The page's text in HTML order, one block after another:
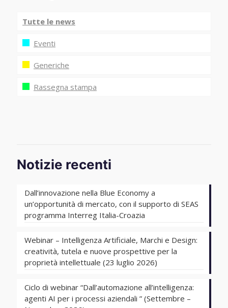
Tutte le news
Eventi
Generiche
Rassegna stampa
Notizie recenti
Dall’innovazione nella Blue Economy a
un’opportunità di mercato, con il supporto di SEAS
programma Interreg Italia-Croazia
Webinar – Intelligenza Artificiale, Marchi e Design:
creatività, tutela e nuove prospettive per la
proprietà intellettuale (23 luglio 2026)
Ciclo di webinar “Dall’automazione all’intelligenza:
agenti AI per i processi aziendali ” (Settembre –